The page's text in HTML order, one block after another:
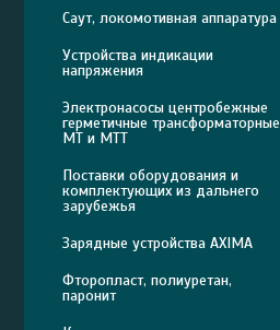
Саут, локомотивная аппаратура
Устройства индикации
напряжения
Электронасосы центробежные
герметичные трансформаторные
МТ и МТТ
Поставки оборудования и
комплектующих из дальнего
зарубежья
Зарядные устройства AXIMA
Фторопласт, полиуретан,
паронит